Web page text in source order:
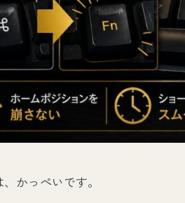
かっぺいです。